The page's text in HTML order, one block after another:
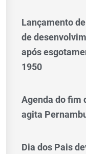
Lançamento
de
após
1950
Agenda do fim
agita
Dia dos Pais